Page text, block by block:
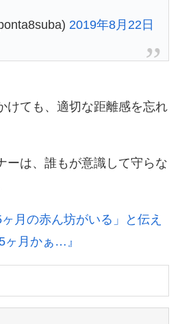
2019年8月22日
けても、適切な距離感を忘れ
ーは、誰もが意識して守らな
月の赤ん坊がいる」と伝え
ヶ月かぁ…』